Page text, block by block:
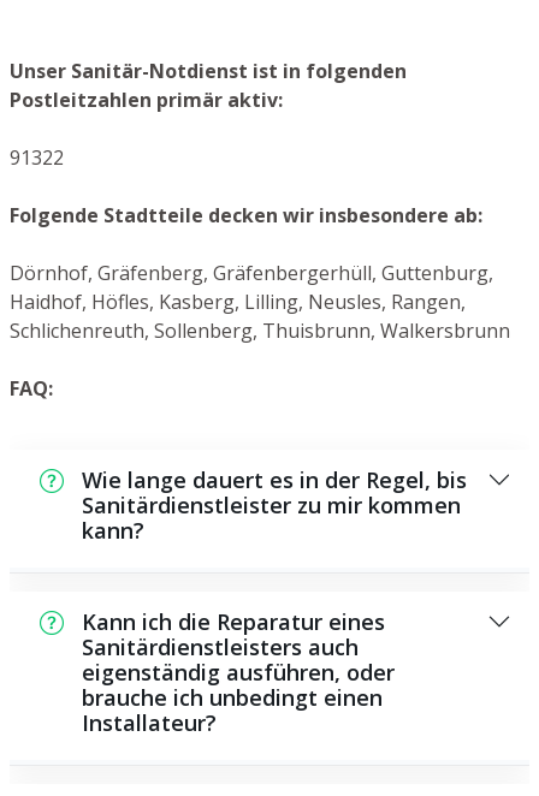
Unser Sanitär-Notdienst ist in folgenden
Postleitzahlen primär aktiv:
91322
Folgende Stadtteile decken wir insbesondere ab:
Dörnhof, Gräfenberg, Gräfenbergerhüll, Guttenburg,
Haidhof, Höfles, Kasberg, Lilling, Neusles, Rangen,
Schlichenreuth, Sollenberg, Thuisbrunn, Walkersbrunn
FAQ:
Wie lange dauert es in der Regel, bis
Sanitärdienstleister zu mir kommen
kann?
kurzen Zeitraum an der Schadensstelle sein.
Dies hängt aber auch von der Auftragslage
zu dem Zeitpunkt ab und von der
Verkehrslage und der örtlichen Gegebenheit.
Kann ich die Reparatur eines
Sanitärdienstleisters auch
eigenständig ausführen, oder
brauche ich unbedingt einen
Installateur?